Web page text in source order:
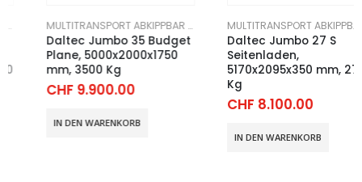
MULTITRANSPORT ABKIPPBAR ANHÄNGER
Daltec Jumbo 35 Budget
Plane, 5000x2000x1750
mm, 3500 Kg
9.900.00
IN DEN WARENKORB
MULTITRANSPORT ABKIPPBAR ANHÄNGER
Daltec Jumbo 27 S
Seitenladen,
5170x2095x350 mm, 2700
8.100.00
IN DEN WARENKORB